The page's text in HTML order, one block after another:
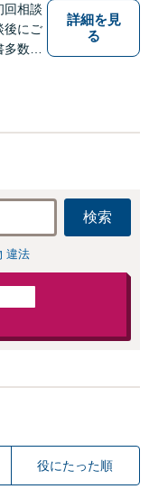
回相談
後にご
数】
詳細を見
る
検索
違法
役にたった順